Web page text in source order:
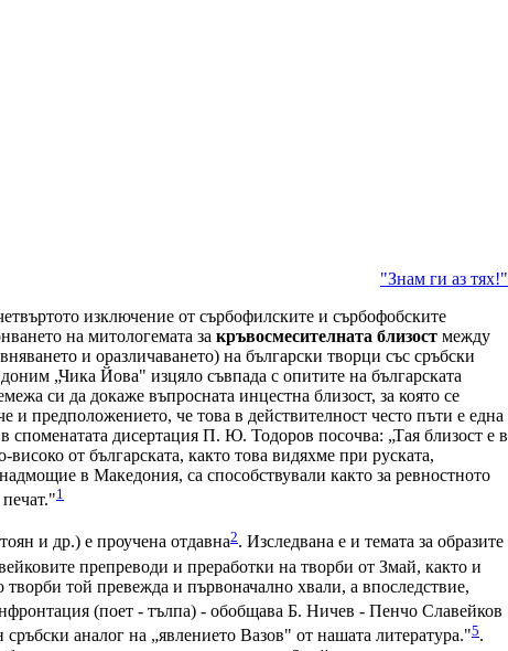
"Знам ги аз тях!"
изключение от сърбофилските и сърбофобските
на митологемата за кръвосмесителната близост между
и оразличаването) на български творци със сръбски
„Чика Йова" изцяло съвпада с опитите на българската
си да докаже въпросната инцестна близост, за която се
и предположението, че това в действителност често пъти е една
споменатата дисертация П. Ю. Тодоров посочва: „Тая близост е в
от българската, както това видяхме при руската,
в Македония, са способствували както за ревностното
1
и др.) е проучена отдавна2. Изследвана е и темата за образите
препреводи и преработки на творби от Змай, както и
той превежда и първоначално хвали, а впоследствие,
(поет - тълпа) - обобщава Б. Ничев - Пенчо Славейков
аналог на „явлението Вазов" от нашата литература."5.